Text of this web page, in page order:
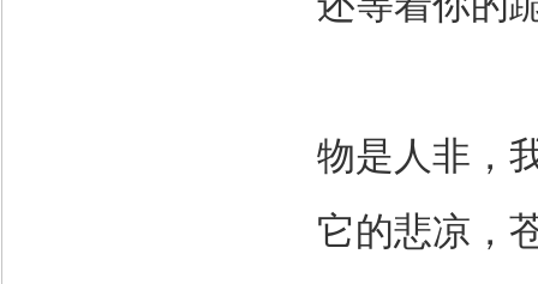
物是人非，
它的悲凉，